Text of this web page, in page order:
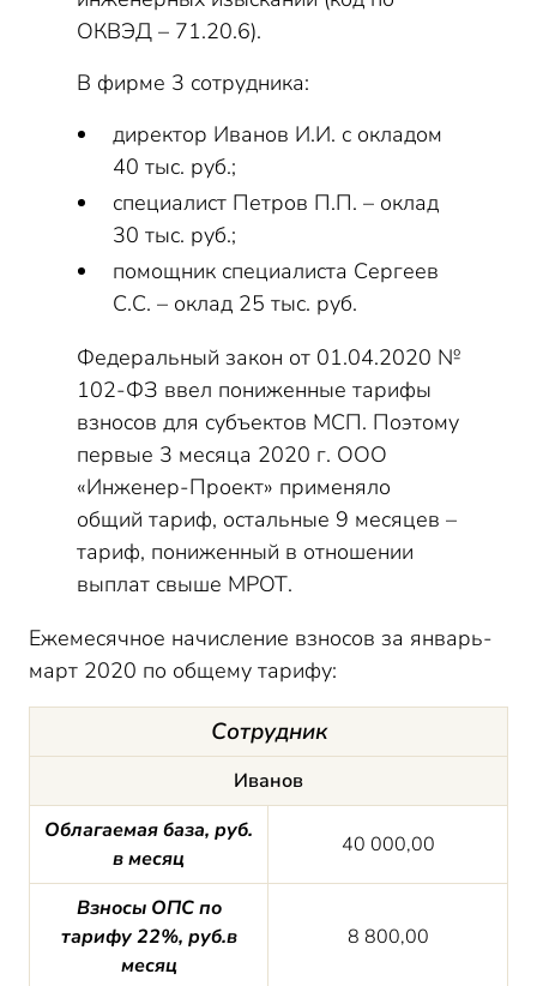
ОКВЭД – 71.20.6).
В фирме 3 сотрудника:
директор Иванов И.И. с окладом
40 тыс. руб.;
специалист Петров П.П. – оклад
30 тыс. руб.;
помощник специалиста Сергеев
С.С. – оклад 25 тыс. руб.
Федеральный закон от 01.04.2020 №
102-ФЗ ввел пониженные тарифы
взносов для субъектов МСП. Поэтому
первые 3 месяца 2020 г. ООО
«Инженер-Проект» применяло
общий тариф, остальные 9 месяцев –
тариф, пониженный в отношении
выплат свыше МРОТ.
Ежемесячное начисление взносов за январь-
март 2020 по общему тарифу:
Сотрудник
Иванов
Облагаемая база, руб.
в месяц
40 000,00
Взносы ОПС по
тарифу 22%, руб.в
месяц
8 800,00